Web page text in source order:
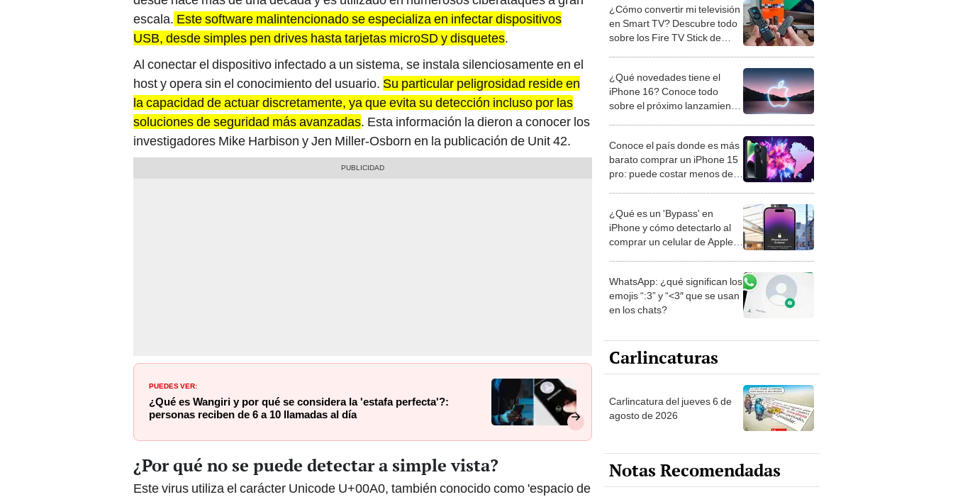
escala. Este software malintencionado se especializa en infectar dispositivos
USB, desde simples pen drives hasta tarjetas microSD y disquetes.
Al conectar el dispositivo infectado a un sistema, se instala silenciosamente en el
host y opera sin el conocimiento del usuario. Su particular peligrosidad reside en
la capacidad de actuar discretamente, ya que evita su detección incluso por las
soluciones de seguridad más avanzadas. Esta información la dieron a conocer los
investigadores Mike Harbison y Jen Miller-Osborn en la publicación de Unit 42.
PUEDES VER:
¿Qué es Wangiri y por qué se considera la 'estafa perfecta'?:
personas reciben de 6 a 10 llamadas al día
¿Por qué no se puede detectar a simple vista?
Este virus utiliza el carácter Unicode U+00A0, también conocido como 'espacio de
¿Cómo convertir mi televisión
en Smart TV? Descubre todo
sobre los Fire TV Stick de
¿Qué novedades tiene el
iPhone 16? Conoce todo
sobre el próximo lanzamiento
Conoce el país donde es más
barato comprar un iPhone 15
pro: puede costar menos de
¿Qué es un 'Bypass' en
iPhone y cómo detectarlo al
comprar un celular de Apple
WhatsApp: ¿qué significan los
emojis “:3” y “<3″ que se usan
en los chats?
Carlincaturas
Carlincatura del jueves 6 de
agosto de 2026
Notas Recomendadas